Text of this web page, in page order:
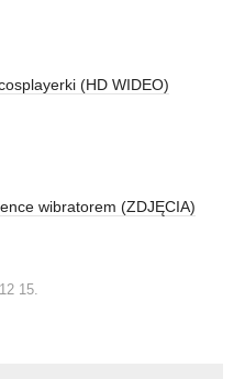
(HD WIDEO)
wibratorem (ZDJĘCIA)
15.